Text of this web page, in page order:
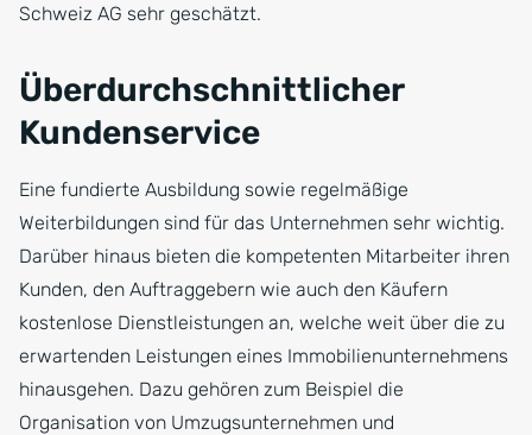
Schweiz AG sehr geschätzt.
Überdurchschnittlicher
Kundenservice
Eine fundierte Ausbildung sowie regelmäßige
Weiterbildungen sind für das Unternehmen sehr wichtig.
Darüber hinaus bieten die kompetenten Mitarbeiter ihren
Kunden, den Auftraggebern wie auch den Käufern
kostenlose Dienstleistungen an, welche weit über die zu
erwartenden Leistungen eines Immobilienunternehmens
hinausgehen. Dazu gehören zum Beispiel die
Organisation von Umzugsunternehmen und